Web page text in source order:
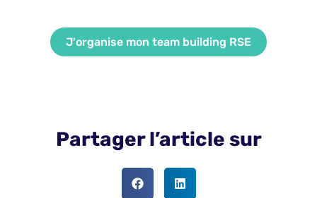
J'organise mon team building RSE
Partager l’article sur